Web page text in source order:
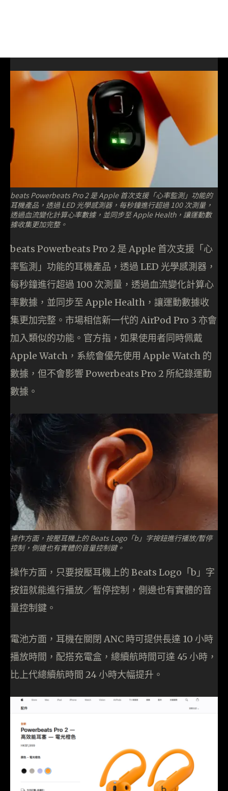
beats Powerbeats Pro 2 是 Apple 首次支援「心率監測」功能的
耳機產品，透過 LED 光學感測器，每秒鐘進行超過 100 次測量，
透過血流變化計算心率數據，並同步至 Apple Health，讓運動數
據收集更加完整。
beats Powerbeats Pro 2 是 Apple 首次支援「心
率監測」功能的耳機產品，透過 LED 光學感測器，
每秒鐘進行超過 100 次測量，透過血流變化計算心
率數據，並同步至 Apple Health，讓運動數據收
集更加完整。市場相信新一代的 AirPod Pro 3 亦會
加入類似的功能。官方指，如果使用者同時佩戴
Apple Watch，系統會優先使用 Apple Watch 的
數據，但不會影響 Powerbeats Pro 2 所紀錄運動
數據。
操作方面，按壓耳機上的 Beats Logo「b」字按鈕進行播放/暫停
控制，側邊也有實體的音量控制鍵。
操作方面，只要按壓耳機上的 Beats Logo「b」字
按鈕就能進行播放／暫停控制，側邊也有實體的音
量控制鍵。
電池方面，耳機在關閉 ANC 時可提供長達 10 小時
播放時間，配搭充電盒，總續航時間可達 45 小時，
比上代總續航時間 24 小時大幅提升。